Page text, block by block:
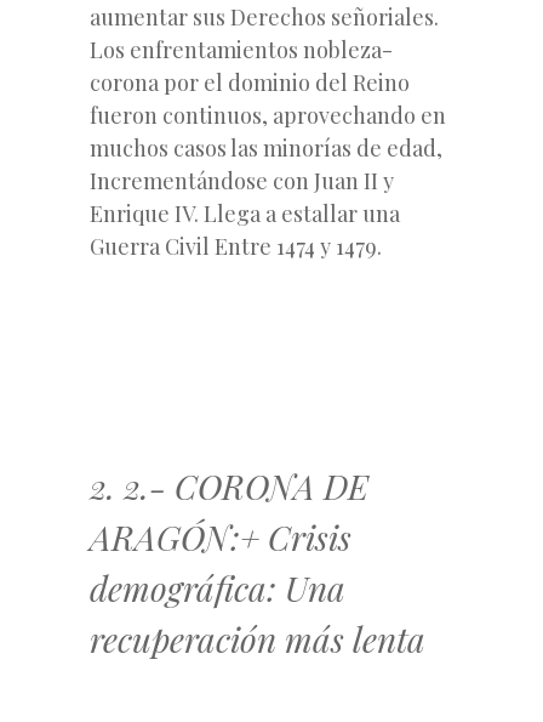
aumentar sus Derechos señoriales.
Los enfrentamientos nobleza-
corona por el dominio del Reino
fueron continuos, aprovechando en
muchos casos las minorías de edad,
Incrementándose con Juan II y
Enrique IV. Llega a estallar una
Guerra Civil Entre 1474 y 1479.
2. 2.- CORONA DE
ARAGÓN:+ Crisis
demográfica: Una
recuperación más lenta